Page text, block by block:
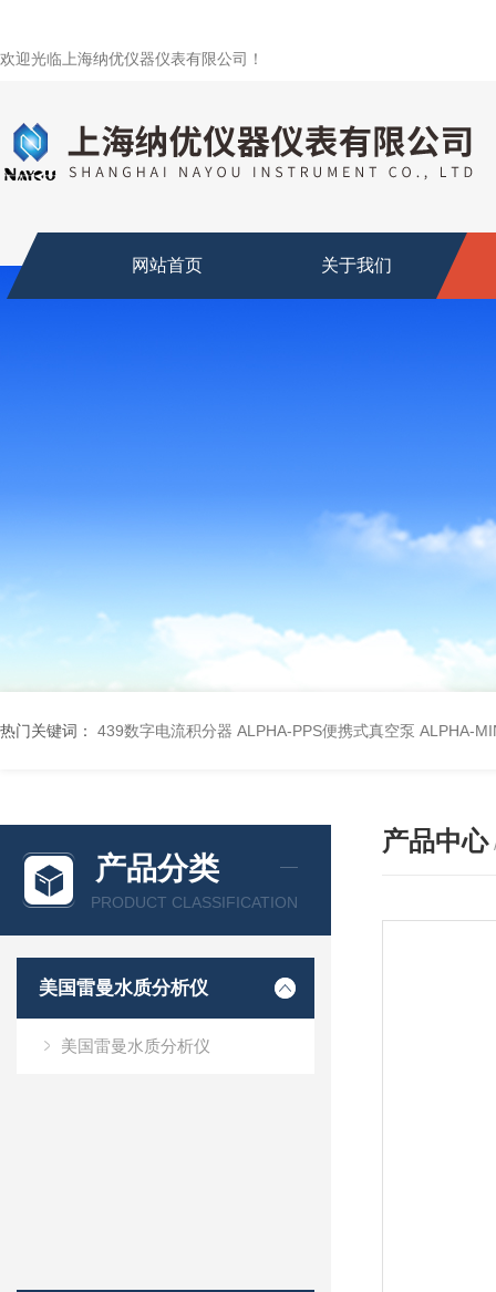
欢迎光临上海纳优仪器仪表有限公司！
网站首页 关于我们
热门关键词： 439数字电流积分器 ALPHA-PPS便携式真空泵 ALPHA-
产品分类
PRODUCT CLASSIFICATION
美国雷曼水质分析仪
美国雷曼水质分析仪
产品中心